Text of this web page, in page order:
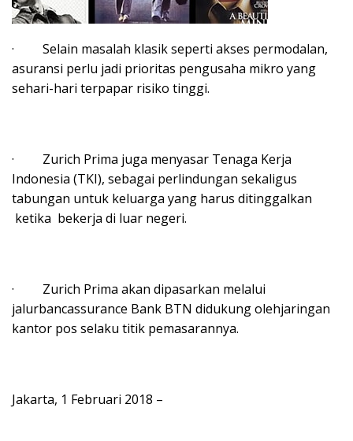
· Selain masalah klasik seperti akses permodalan,
asuransi perlu jadi prioritas pengusaha mikro yang
sehari-hari terpapar risiko tinggi.
· Zurich Prima juga menyasar Tenaga Kerja
Indonesia (TKI), sebagai perlindungan sekaligus
tabungan untuk keluarga yang harus ditinggalkan
ketika bekerja di luar negeri.
· Zurich Prima akan dipasarkan melalui
jalurbancassurance Bank BTN didukung olehjaringan
kantor pos selaku titik pemasarannya.
Jakarta, 1 Februari 2018 –